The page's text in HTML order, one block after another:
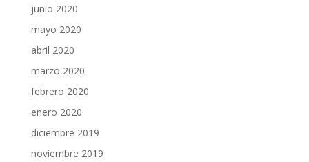
junio 2020
mayo 2020
abril 2020
marzo 2020
febrero 2020
enero 2020
diciembre 2019
noviembre 2019